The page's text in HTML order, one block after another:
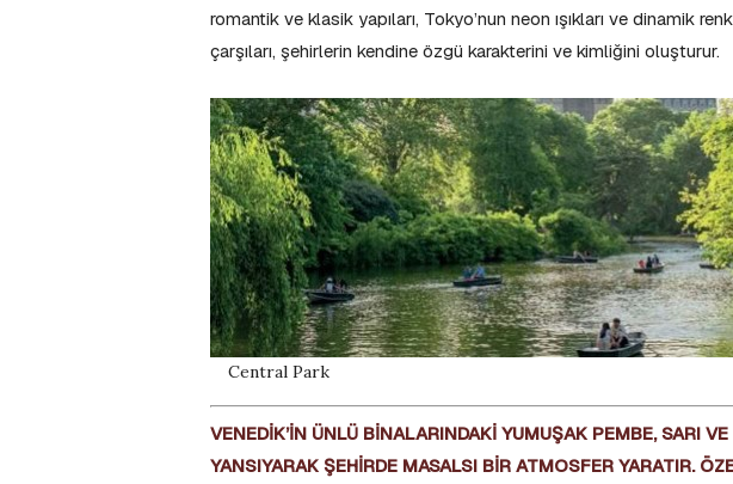
romantik ve klasik yapıları, Tokyo’nun neon ışıkları ve dinamik
çarşıları, şehirlerin kendine özgü karakterini ve kimliğini oluşturur.
Central Park
VENEDİK’İN ÜNLÜ BİNALARINDAKİ YUMUŞAK PEMBE, SARI
YANSIYARAK ŞEHİRDE MASALSI BİR ATMOSFER YARATIR.